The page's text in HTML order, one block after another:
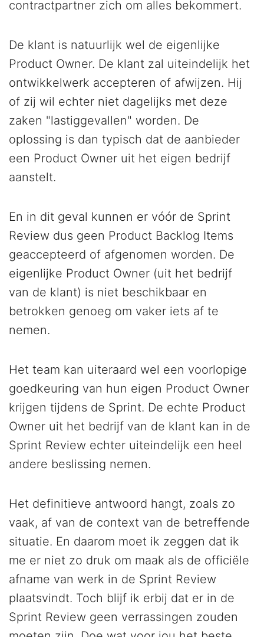
contractpartner zich om alles bekommert.
De klant is natuurlijk wel de eigenlijke
Product Owner. De klant zal uiteindelijk het
ontwikkelwerk accepteren of afwijzen. Hij
of zij wil echter niet dagelijks met deze
zaken "lastiggevallen" worden. De
oplossing is dan typisch dat de aanbieder
een Product Owner uit het eigen bedrijf
aanstelt.
En in dit geval kunnen er vóór de Sprint
Review dus geen Product Backlog Items
geaccepteerd of afgenomen worden. De
eigenlijke Product Owner (uit het bedrijf
van de klant) is niet beschikbaar en
betrokken genoeg om vaker iets af te
nemen.
Het team kan uiteraard wel een voorlopige
goedkeuring van hun eigen Product Owner
krijgen tijdens de Sprint. De echte Product
Owner uit het bedrijf van de klant kan in de
Sprint Review echter uiteindelijk een heel
andere beslissing nemen.
Het definitieve antwoord hangt, zoals zo
vaak, af van de context van de betreffende
situatie. En daarom moet ik zeggen dat ik
me er niet zo druk om maak als de officiële
afname van werk in de Sprint Review
plaatsvindt. Toch blijf ik erbij dat er in de
Sprint Review geen verrassingen zouden